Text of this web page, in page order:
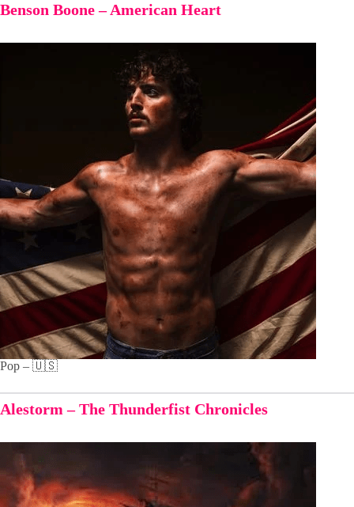
Benson Boone – American Heart
Pop – 🇺🇸
Alestorm – The Thunderfist Chronicles